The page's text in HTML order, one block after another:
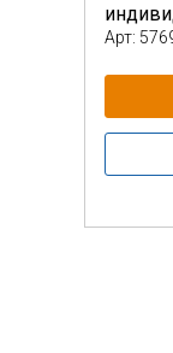
Арт: